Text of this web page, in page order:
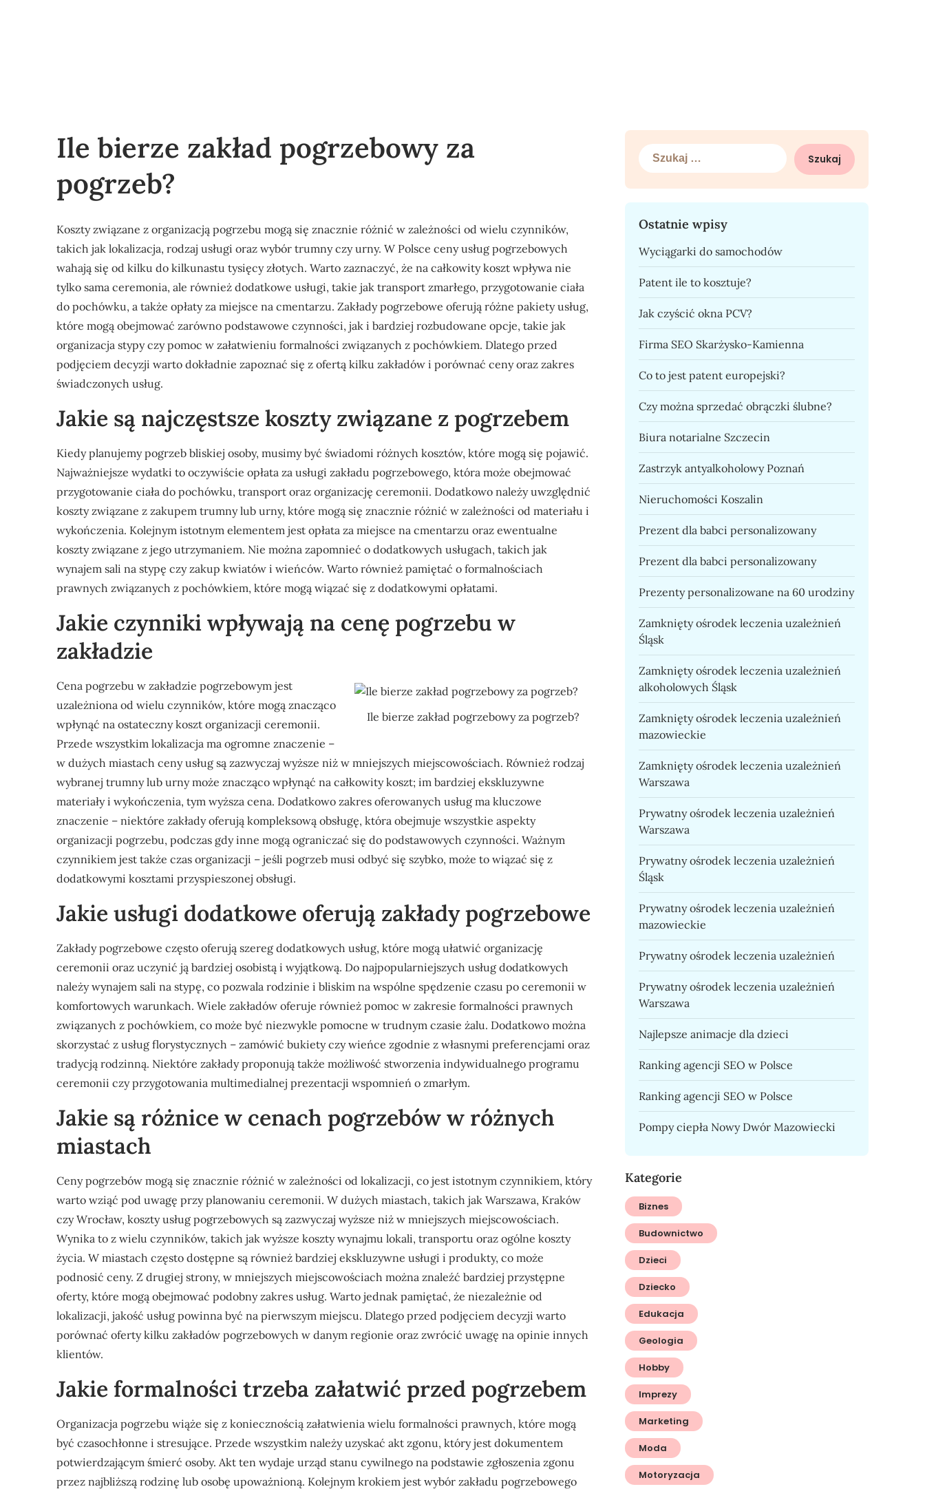
Ile bierze zakład pogrzebowy za
pogrzeb?
Koszty związane z organizacją pogrzebu mogą się znacznie różnić w zależności od wielu czynników,
takich jak lokalizacja, rodzaj usługi oraz wybór trumny czy urny. W Polsce ceny usług pogrzebowych
wahają się od kilku do kilkunastu tysięcy złotych. Warto zaznaczyć, że na całkowity koszt wpływa nie
tylko sama ceremonia, ale również dodatkowe usługi, takie jak transport zmarłego, przygotowanie ciała
do pochówku, a także opłaty za miejsce na cmentarzu. Zakłady pogrzebowe oferują różne pakiety usług,
które mogą obejmować zarówno podstawowe czynności, jak i bardziej rozbudowane opcje, takie jak
organizacja stypy czy pomoc w załatwieniu formalności związanych z pochówkiem. Dlatego przed
podjęciem decyzji warto dokładnie zapoznać się z ofertą kilku zakładów i porównać ceny oraz zakres
świadczonych usług.
Jakie są najczęstsze koszty związane z pogrzebem
Kiedy planujemy pogrzeb bliskiej osoby, musimy być świadomi różnych kosztów, które mogą się pojawić.
Najważniejsze wydatki to oczywiście opłata za usługi zakładu pogrzebowego, która może obejmować
przygotowanie ciała do pochówku, transport oraz organizację ceremonii. Dodatkowo należy uwzględnić
koszty związane z zakupem trumny lub urny, które mogą się znacznie różnić w zależności od materiału i
wykończenia. Kolejnym istotnym elementem jest opłata za miejsce na cmentarzu oraz ewentualne
koszty związane z jego utrzymaniem. Nie można zapomnieć o dodatkowych usługach, takich jak
wynajem sali na stypę czy zakup kwiatów i wieńców. Warto również pamiętać o formalnościach
prawnych związanych z pochówkiem, które mogą wiązać się z dodatkowymi opłatami.
Jakie czynniki wpływają na cenę pogrzebu w
zakładzie
Ile bierze zakład pogrzebowy za pogrzeb?
Cena pogrzebu w zakładzie pogrzebowym jest
uzależniona od wielu czynników, które mogą znacząco
wpłynąć na ostateczny koszt organizacji ceremonii.
Przede wszystkim lokalizacja ma ogromne znaczenie –
w dużych miastach ceny usług są zazwyczaj wyższe niż w mniejszych miejscowościach. Również rodzaj
wybranej trumny lub urny może znacząco wpłynąć na całkowity koszt; im bardziej ekskluzywne
materiały i wykończenia, tym wyższa cena. Dodatkowo zakres oferowanych usług ma kluczowe
znaczenie – niektóre zakłady oferują kompleksową obsługę, która obejmuje wszystkie aspekty
organizacji pogrzebu, podczas gdy inne mogą ograniczać się do podstawowych czynności. Ważnym
czynnikiem jest także czas organizacji – jeśli pogrzeb musi odbyć się szybko, może to wiązać się z
dodatkowymi kosztami przyspieszonej obsługi.
Jakie usługi dodatkowe oferują zakłady pogrzebowe
Zakłady pogrzebowe często oferują szereg dodatkowych usług, które mogą ułatwić organizację
ceremonii oraz uczynić ją bardziej osobistą i wyjątkową. Do najpopularniejszych usług dodatkowych
należy wynajem sali na stypę, co pozwala rodzinie i bliskim na wspólne spędzenie czasu po ceremonii w
komfortowych warunkach. Wiele zakładów oferuje również pomoc w zakresie formalności prawnych
związanych z pochówkiem, co może być niezwykle pomocne w trudnym czasie żalu. Dodatkowo można
skorzystać z usług florystycznych – zamówić bukiety czy wieńce zgodnie z własnymi preferencjami oraz
tradycją rodzinną. Niektóre zakłady proponują także możliwość stworzenia indywidualnego programu
ceremonii czy przygotowania multimedialnej prezentacji wspomnień o zmarłym.
Jakie są różnice w cenach pogrzebów w różnych
miastach
Ceny pogrzebów mogą się znacznie różnić w zależności od lokalizacji, co jest istotnym czynnikiem, który
warto wziąć pod uwagę przy planowaniu ceremonii. W dużych miastach, takich jak Warszawa, Kraków
czy Wrocław, koszty usług pogrzebowych są zazwyczaj wyższe niż w mniejszych miejscowościach.
Wynika to z wielu czynników, takich jak wyższe koszty wynajmu lokali, transportu oraz ogólne koszty
życia. W miastach często dostępne są również bardziej ekskluzywne usługi i produkty, co może
podnosić ceny. Z drugiej strony, w mniejszych miejscowościach można znaleźć bardziej przystępne
oferty, które mogą obejmować podobny zakres usług. Warto jednak pamiętać, że niezależnie od
lokalizacji, jakość usług powinna być na pierwszym miejscu. Dlatego przed podjęciem decyzji warto
porównać oferty kilku zakładów pogrzebowych w danym regionie oraz zwrócić uwagę na opinie innych
klientów.
Jakie formalności trzeba załatwić przed pogrzebem
Organizacja pogrzebu wiąże się z koniecznością załatwienia wielu formalności prawnych, które mogą
być czasochłonne i stresujące. Przede wszystkim należy uzyskać akt zgonu, który jest dokumentem
potwierdzającym śmierć osoby. Akt ten wydaje urząd stanu cywilnego na podstawie zgłoszenia zgonu
przez najbliższą rodzinę lub osobę upoważnioną. Kolejnym krokiem jest wybór zakładu pogrzebowego
Szukaj:
Ostatnie wpisy
Wyciągarki do samochodów
Patent ile to kosztuje?
Jak czyścić okna PCV?
Firma SEO Skarżysko-Kamienna
Co to jest patent europejski?
Czy można sprzedać obrączki ślubne?
Biura notarialne Szczecin
Zastrzyk antyalkoholowy Poznań
Nieruchomości Koszalin
Prezent dla babci personalizowany
Prezent dla babci personalizowany
Prezenty personalizowane na 60 urodziny
Zamknięty ośrodek leczenia uzależnień
Śląsk
Zamknięty ośrodek leczenia uzależnień
alkoholowych Śląsk
Zamknięty ośrodek leczenia uzależnień
mazowieckie
Zamknięty ośrodek leczenia uzależnień
Warszawa
Prywatny ośrodek leczenia uzależnień
Warszawa
Prywatny ośrodek leczenia uzależnień
Śląsk
Prywatny ośrodek leczenia uzależnień
mazowieckie
Prywatny ośrodek leczenia uzależnień
Prywatny ośrodek leczenia uzależnień
Warszawa
Najlepsze animacje dla dzieci
Ranking agencji SEO w Polsce
Ranking agencji SEO w Polsce
Pompy ciepła Nowy Dwór Mazowiecki
Kategorie
Biznes
Budownictwo
Dzieci
Dziecko
Edukacja
Geologia
Hobby
Imprezy
Marketing
Moda
Motoryzacja